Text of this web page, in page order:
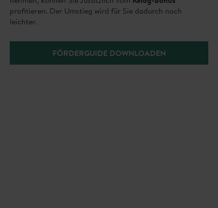
profitieren. Der Umstieg wird für Sie dadurch noch
leichter.
FÖRDERGUIDE DOWNLOADEN